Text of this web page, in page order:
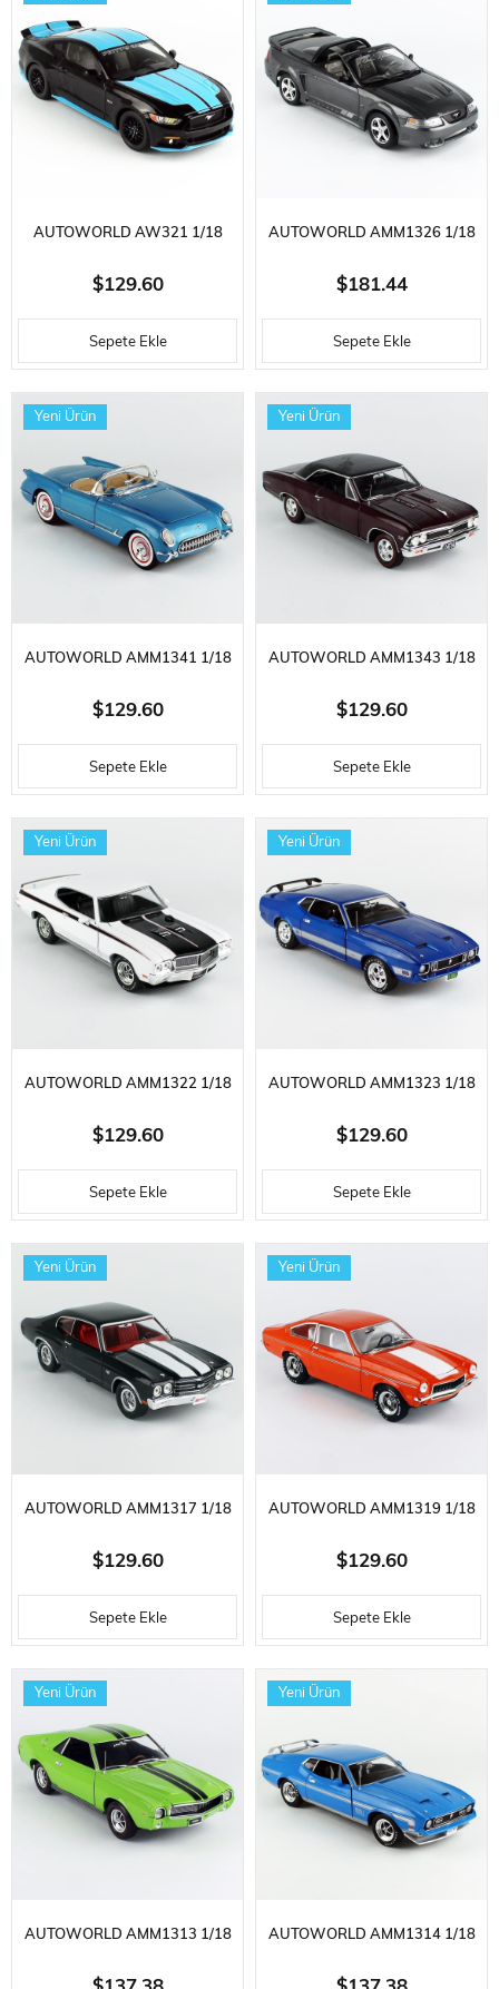
AUTOWORLD AW321 1/18
ÖLÇEK, 2015 FORD MUSTANG
PETTY'S GARAGE,
SERGILEMEYE HAZIR METAL
ARABA MODELI
$129.60
Sepete Ekle
AUTOWORLD AMM1326 1/18
ÖLÇEK, 2003 MUSTANG
SALEEN S281 SC SPEEDSTER,
DARK SHADOW GRAY WITH
SIGNATURE,SERGILEMEYE
$181.44
Sepete Ekle
AUTOWORLD AMM1341 1/18
ÖLÇEK, 1954 CHEVROLET
CORVETTE CONVERTIBLE,
MET.BR.BLUE, SERGILEMEYE
HAZIR METAL ARABA MODELI
$129.60
Sepete Ekle
Yeni Ürün
AUTOWORLD AMM1343 1/18
ÖLÇEK, 1966 CHEVROLET
CHEVELLE SS396,
SERGILEMEYE HAZIR METAL
ARABA MODELI
$129.60
Sepete Ekle
Yeni Ürün
AUTOWORLD AMM1322 1/18
ÖLÇEK, 1970 BUICK HARDTOP
GSX (MCACN), APOLLO WHITE,
SERGILEMEYE HAZIR METAL
ARABA MODELI
$129.60
Sepete Ekle
Yeni Ürün
AUTOWORLD AMM1323 1/18
ÖLÇEK, 1973 FORD MUSTANG
MACH 1 (CLASS OF 1973),
BLUE GLOW, SERGILEMEYE
HAZIR METAL ARABA MODELI
$129.60
Sepete Ekle
Yeni Ürün
AUTOWORLD AMM1317 1/18
ÖLÇEK, 1970 CHEVROLET
CHEVELLE HARDTOP
(HEMMINGS MUSCLE
MACHINES)SERGILEMEYE
HAZIR METAL ARABA MODELI
$129.60
Sepete Ekle
Yeni Ürün
AUTOWORLD AMM1319 1/18
ÖLÇEK, 1973 CHEVROLET
VEGA GT (CLASS OF 1973),
BRIGHT ORANGE,
SERGILEMEYE HAZIR METAL
$129.60
Sepete Ekle
Yeni Ürün
AUTOWORLD AMM1313 1/18
ÖLÇEK, 1969 AMC AMX
Yeni Ürün
AUTOWORLD AMM1314 1/18
ÖLÇEK, 1972 FORD MUSTANG
Yeni Ürün